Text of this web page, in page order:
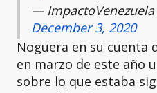
— ImpactoVenezuela
December 3, 2020
Noguera en su cuenta
en marzo de este año
sobre lo que estaba